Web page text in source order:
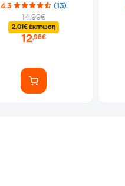
4.3
(13)
14.99€
2.01€ έκπτωση
12,98€